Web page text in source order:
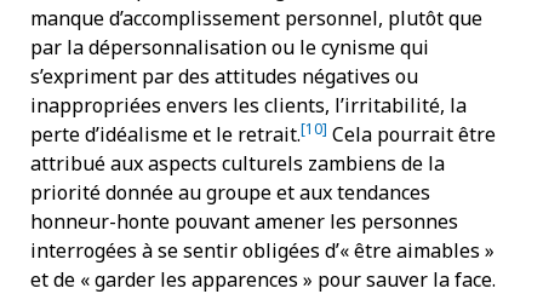
manque d’accomplissement personnel, plutôt que
par la dépersonnalisation ou le cynisme qui
s’expriment par des attitudes négatives ou
inappropriées envers les clients, l’irritabilité, la
perte d’idéalisme et le retrait.[10] Cela pourrait être
attribué aux aspects culturels zambiens de la
priorité donnée au groupe et aux tendances
honneur-honte pouvant amener les personnes
interrogées à se sentir obligées d’« être aimables »
et de « garder les apparences » pour sauver la face.